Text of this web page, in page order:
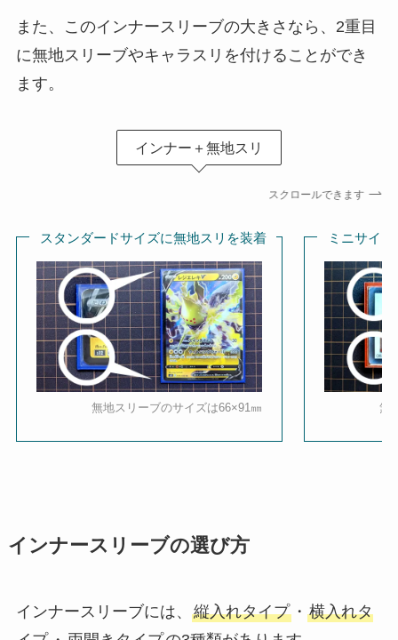
また、このインナースリーブの大きさなら、2重目
に無地スリーブやキャラスリを付けることができ
ます。
インナー＋無地スリ
スクロールできます
スタンダードサイズに無地スリを装着
無地スリーブのサイズは66×91㎜
ミニサイ
無
インナースリーブの選び方
インナースリーブには、 縦入れタイプ・ 横入れタ